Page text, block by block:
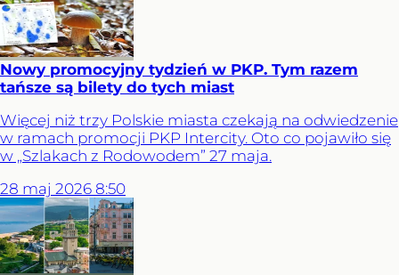
Nowy promocyjny tydzień w PKP. Tym razem
tańsze są bilety do tych miast
Więcej niż trzy Polskie miasta czekają na odwiedzenie
w ramach promocji PKP Intercity. Oto co pojawiło się
w „Szlakach z Rodowodem” 27 maja.
28 maj 2026 8:50